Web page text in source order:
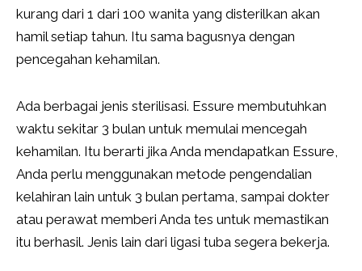
kurang dari 1 dari 100 wanita yang disterilkan akan
hamil setiap tahun. Itu sama bagusnya dengan
pencegahan kehamilan.
Ada berbagai jenis sterilisasi. Essure membutuhkan
waktu sekitar 3 bulan untuk memulai mencegah
kehamilan. Itu berarti jika Anda mendapatkan Essure,
Anda perlu menggunakan metode pengendalian
kelahiran lain untuk 3 bulan pertama, sampai dokter
atau perawat memberi Anda tes untuk memastikan
itu berhasil. Jenis lain dari ligasi tuba segera bekerja.